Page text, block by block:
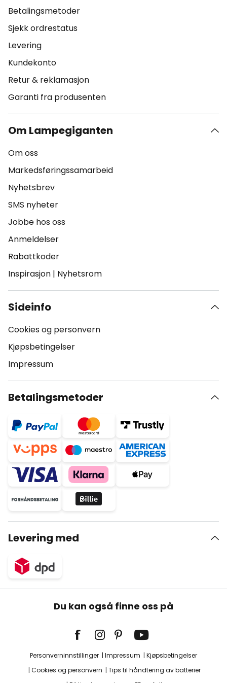
Betalingsmetoder
Sjekk ordrestatus
Levering
Kundekonto
Retur & reklamasjon
Garanti fra produsenten
Om Lampegiganten
Om oss
Markedsføringssamarbeid
Nyhetsbrev
SMS nyheter
Jobbe hos oss
Anmeldelser
Rabattkoder
Inspirasjon | Nyhetsrom
Sideinfo
Cookies og personvern
Kjøpsbetingelser
Impressum
Betalingsmetoder
Levering med
Du kan også finne oss på
Personverninnstillinger Impressum
Kjøpsbetingelser
Cookies og personvern
Tips til håndtering av batterier